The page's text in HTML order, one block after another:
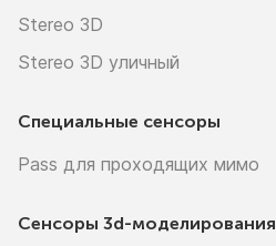
Stereo 3D
Stereo 3D уличный
Специальные сенсоры
Pass для проходящих мимо
Сенсоры 3d-моделирования